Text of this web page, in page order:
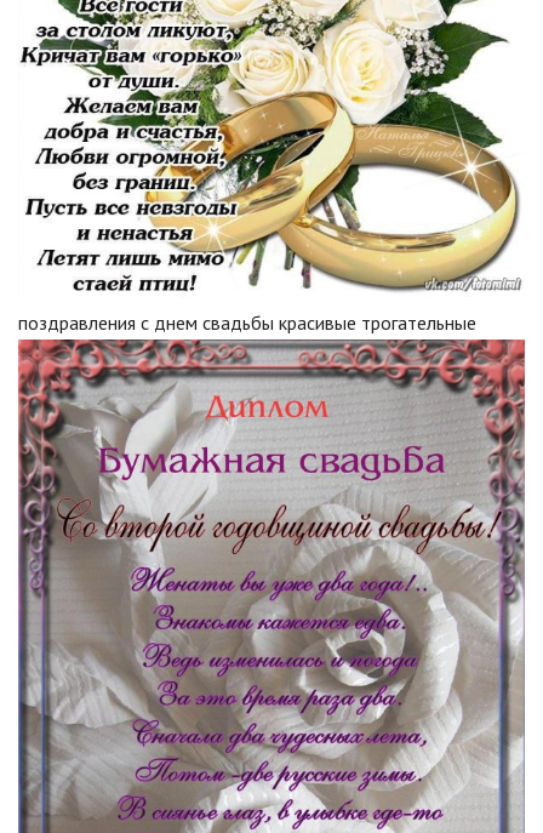
поздравления с днем свадьбы красивые трогательные